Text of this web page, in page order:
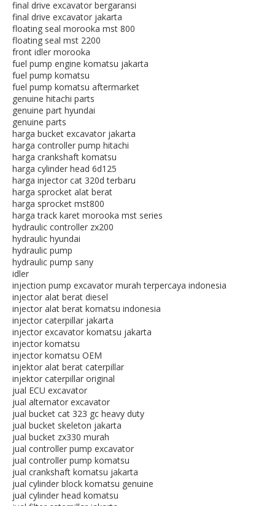
final drive excavator bergaransi
final drive excavator jakarta
floating seal morooka mst 800
floating seal mst 2200
front idler morooka
fuel pump engine komatsu jakarta
fuel pump komatsu
fuel pump komatsu aftermarket
genuine hitachi parts
genuine part hyundai
genuine parts
harga bucket excavator jakarta
harga controller pump hitachi
harga crankshaft komatsu
harga cylinder head 6d125
harga injector cat 320d terbaru
harga sprocket alat berat
harga sprocket mst800
harga track karet morooka mst series
hydraulic controller zx200
hydraulic hyundai
hydraulic pump
hydraulic pump sany
idler
injection pump excavator murah terpercaya indonesia
injector alat berat diesel
injector alat berat komatsu indonesia
injector caterpillar jakarta
injector excavator komatsu jakarta
injector komatsu
injector komatsu OEM
injektor alat berat caterpillar
injektor caterpillar original
jual ECU excavator
jual alternator excavator
jual bucket cat 323 gc heavy duty
jual bucket skeleton jakarta
jual bucket zx330 murah
jual controller pump excavator
jual controller pump komatsu
jual crankshaft komatsu jakarta
jual cylinder block komatsu genuine
jual cylinder head komatsu